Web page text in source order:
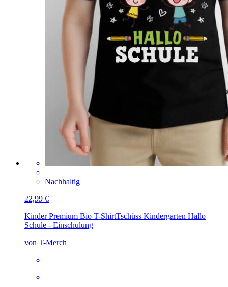
Nachhaltig
22,99 €
Kinder Premium Bio T-ShirtTschüss Kindergarten Hallo
Schule - Einschulung
von T-Merch